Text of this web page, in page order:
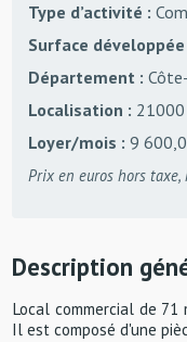
Type d’activité :
Surface développée
Département :
Localisation :
Loyer/mois : 9
Prix en euros hors taxe,
Description
Local commercial de 71
Il est composé d'une